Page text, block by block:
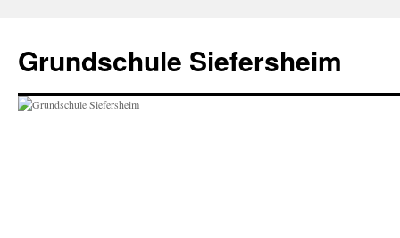
springen
Grundschule Siefersheim